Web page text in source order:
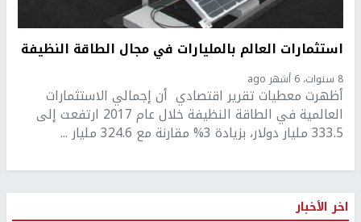
استثمارات العالم بالمليارات في مجال الطاقة النظيفة
8 سنوات، 6 أشهر ago
أظهرت معطيات تقرير اقتصادي أن إجمالي الاستثمارات
العالمية في الطاقة النظيفة خلال عام 2017 ارتفعت إلى
333.5 مليار دولار، بزيادة 3% مقارنة مع 324.6 مليار ...
اخر الأخبار